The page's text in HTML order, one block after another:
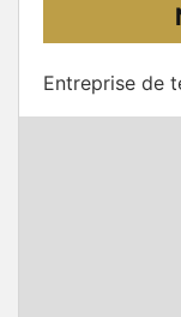
Entreprise de